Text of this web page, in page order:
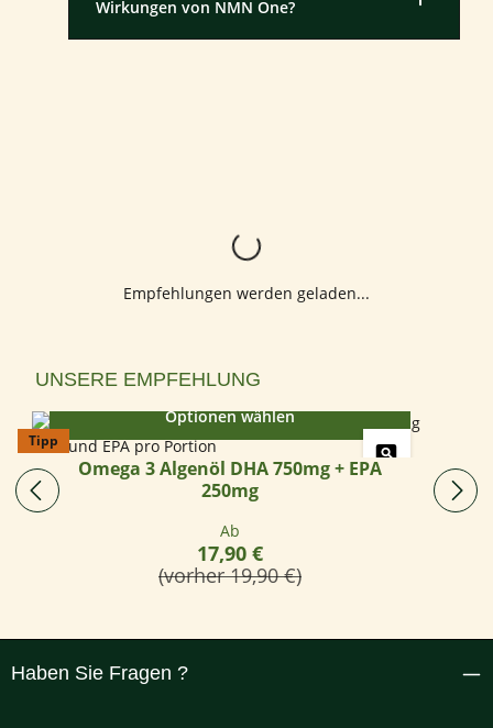
Wirkungen von NMN One?
Lädt...
Empfehlungen werden geladen...
Produktgalerie überspringen
UNSERE EMPFEHLUNG
Tipp
Optionen wählen
Omega 3 Algenöl DHA 750mg + EPA
250mg
Regulärer Preis:
Ab
17,90 €
(vorher 19,90 €)
Haben Sie Fragen ?